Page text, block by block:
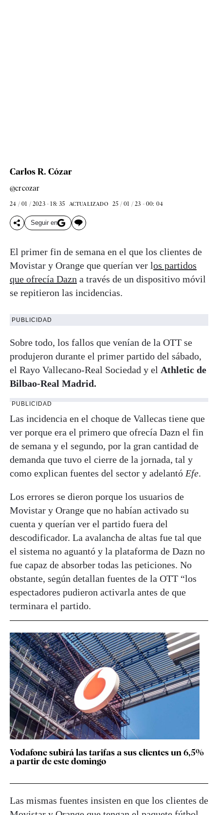
Carlos R. Cózar
@crcozar
24 / 01 / 2023 - 18: 35 ACTUALIZADO 25 / 01 / 23 - 00: 04
Seguir en
El primer fin de semana en el que los clientes de
Movistar y Orange que querían ver los partidos
que ofrecía Dazn a través de un dispositivo móvil
se repitieron las incidencias.
PUBLICIDAD
Sobre todo, los fallos que venían de la OTT se
produjeron durante el primer partido del sábado,
el Rayo Vallecano-Real Sociedad y el Athletic de
Bilbao-Real Madrid.
PUBLICIDAD
Las incidencia en el choque de Vallecas tiene que
ver porque era el primero que ofrecía Dazn el fin
de semana y el segundo, por la gran cantidad de
demanda que tuvo el cierre de la jornada, tal y
como explican fuentes del sector y adelantó Efe.
Los errores se dieron porque los usuarios de
Movistar y Orange que no habían activado su
cuenta y querían ver el partido fuera del
descodificador. La avalancha de altas fue tal que
el sistema no aguantó y la plataforma de Dazn no
fue capaz de absorber todas las peticiones. No
obstante, según detallan fuentes de la OTT “los
espectadores pudieron activarla antes de que
terminara el partido.
Vodafone subirá las tarifas a sus clientes un 6,5%
a partir de este domingo
Las mismas fuentes insisten en que los clientes de